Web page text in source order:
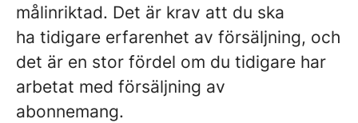
målinriktad. Det är krav att du ska
ha tidigare erfarenhet av försäljning, och
det är en stor fördel om du tidigare har
arbetat med försäljning av
abonnemang.